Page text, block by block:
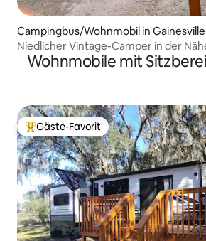
Campingbus/Wohnmobil in Gainesville
Niedlicher Vintage-Camper in der
Innenstadt
Wohnmobile mit
Beliebter Gäste-Favorit.
Gäste-Favorit